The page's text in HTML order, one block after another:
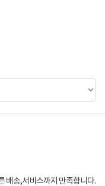
배송,서비스까지 만족합니다.